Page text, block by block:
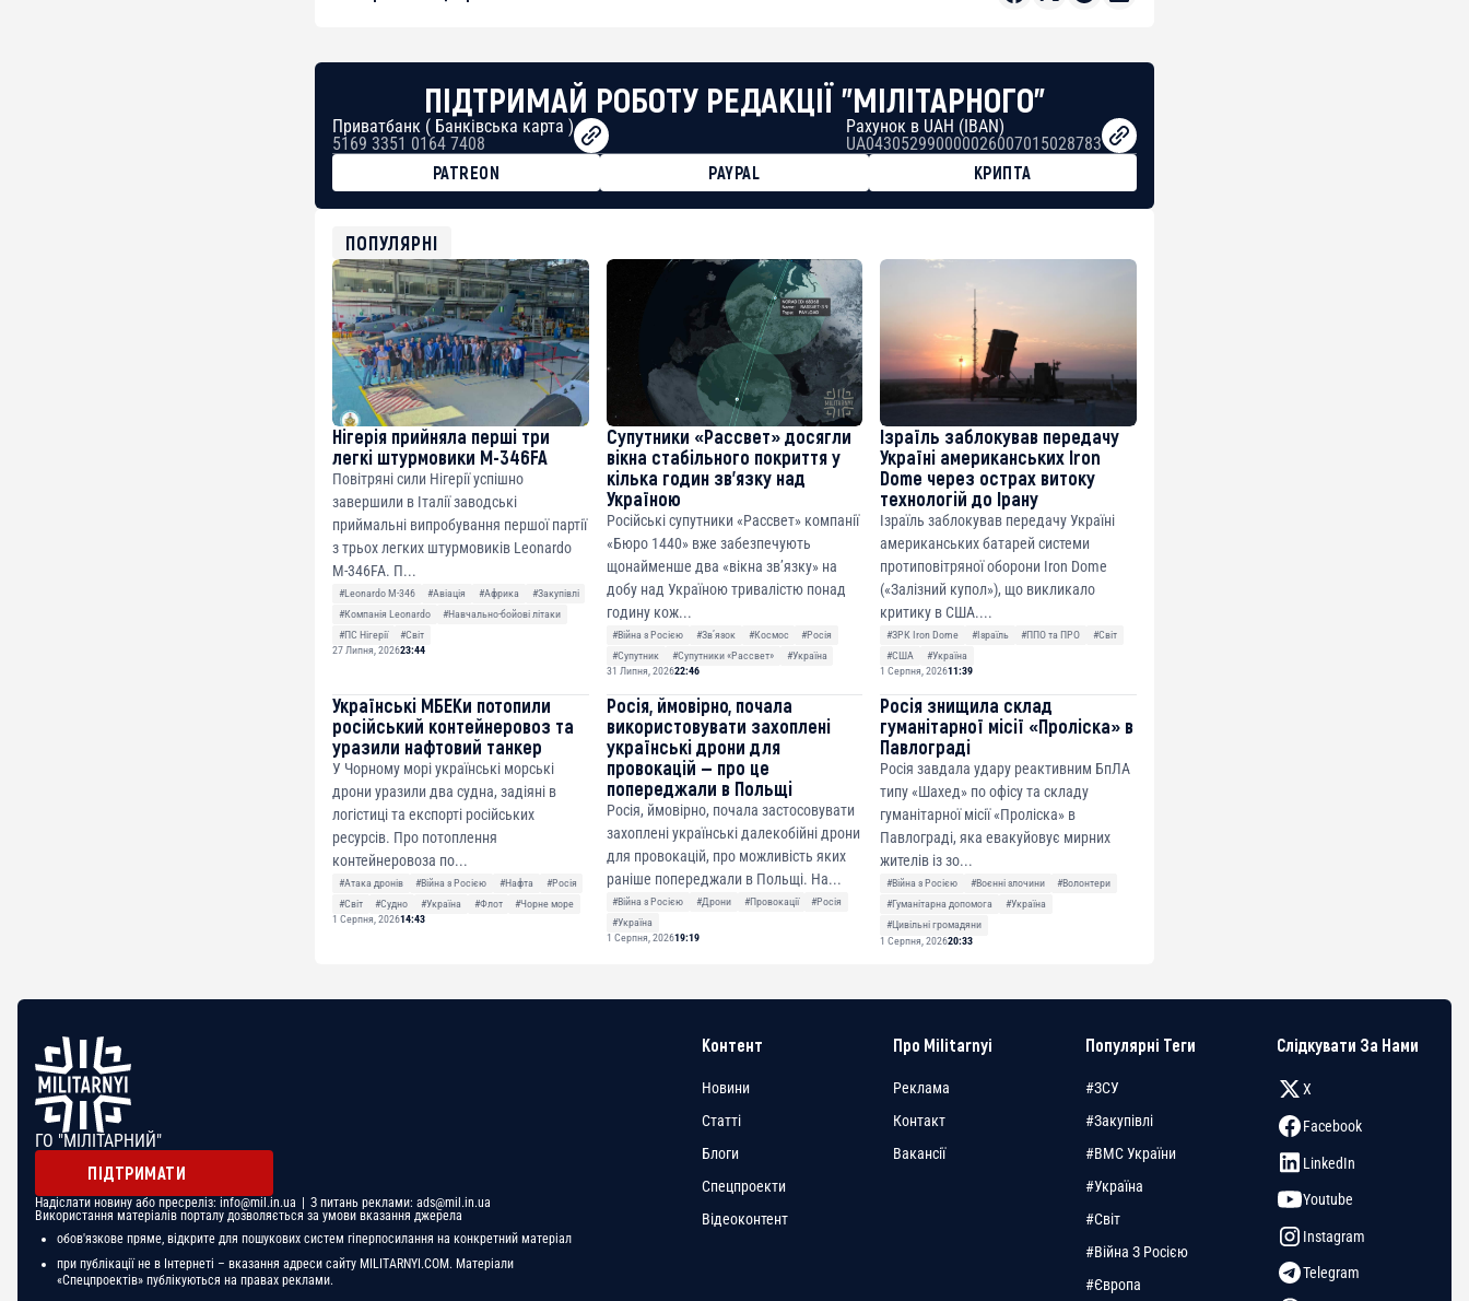
ПІДТРИМАЙ РОБОТУ РЕДАКЦІЇ "МІЛІТАРНОГО"
Приватбанк ( Банківська карта )
5169 3351 0164 7408
Рахунок в UAH (IBAN)
UA043052990000026007015028783
PATREON
PAYPAL
КРИПТА
USDT
0x8676644fA7B6d328310283cAC1065Ae01d97CEe7
ETH
0xfD02863D3289416fcF50975c9DFda13623f97758
ПОПУЛЯРНІ
Нігерія прийняла перші три
легкі штурмовики M-346FA
Повітряні сили Нігерії успішно
завершили в Італії заводські
приймальні випробування першої партії
з трьох легких штурмовиків Leonardo
M-346FA. П...
#Leonardo M-346 #Авіація #Африка
#Закупівлі
#Компанія Leonardo
#Навчально-бойові літаки
#ПС Нігерії
#Світ
27 Липня, 202623:44
Супутники «Рассвет» досягли
вікна стабільного покриття у
кілька годин зв’язку над
Україною
Російські супутники «Рассвет» компанії
«Бюро 1440» вже забезпечують
щонайменше два «вікна зв’язку» на
добу над Україною тривалістю понад
годину кож...
#Війна з Росією #Звʼязок #Космос
#Росія
#Супутник
#Супутники «Рассвет»
#Україна
31 Липня, 202622:46
Ізраїль заблокував передачу
Україні американських Iron
Dome через острах витоку
технологій до Ірану
Ізраїль заблокував передачу Україні
американських батарей системи
протиповітряної оборони Iron Dome
(«Залізний купол»), що викликало
критику в США....
#ЗРК Iron Dome #Ізраїль #ППО та ПРО
#Світ
#США
#Україна
1 Серпня, 202611:39
Українські МБЕКи потопили
російський контейнеровоз та
уразили нафтовий танкер
У Чорному морі українські морські
дрони уразили два судна, задіяні в
логістиці та експорті російських
ресурсів. Про потоплення
контейнеровоза по...
#Атака дронів #Війна з Росією #Нафта
#Росія
#Світ
#Судно #Україна #Флот
#Чорне море
1 Серпня, 202614:43
Росія, ймовірно, почала
використовувати захоплені
українські дрони для
провокацій — про це
попереджали в Польщі
Росія, ймовірно, почала застосовувати
захоплені українські далекобійні дрони
для провокацій, про можливість яких
раніше попереджали в Польщі. На...
#Війна з Росією #Дрони #Провокації
#Росія
#Україна
1 Серпня, 202619:19
Росія знищила склад
гуманітарної місії «Проліска» в
Павлограді
Росія завдала удару реактивним БпЛА
типу «Шахед» по офісу та складу
гуманітарної місії «Проліска» в
Павлограді, яка евакуйовує мирних
жителів із зо...
#Війна з Росією #Воєнні злочини
#Волонтери
#Гуманітарна допомога
#Україна
#Цивільні громадяни
1 Серпня, 202620:33
ГО "МІЛІТАРНИЙ"
ПІДТРИМАТИ
Надіслати новину або пресреліз: info@mil.in.ua | З питань реклами: ads@mil.in.ua
Використання матеріалів порталу дозволяється за умови вказання джерела
обов'язкове пряме, відкрите для пошукових систем гіперпосилання на конкретний матеріал
при публікації не в Інтернеті – вказання адреси сайту MILITARNYI.COM. Матеріали
«Спецпроектів» публікуються на правах реклами.
Контент
Новини
Статті
Блоги
Спецпроекти
Відеоконтент
Про Militarnyi
Реклама
Контакт
Вакансії
Популярні Теги
#ЗСУ
#Закупівлі
#ВМС України
#Україна
#Світ
#Війна З Росією
#Європа
Слідкувати За Нами
X
Facebook
LinkedIn
Youtube
Instagram
Telegram